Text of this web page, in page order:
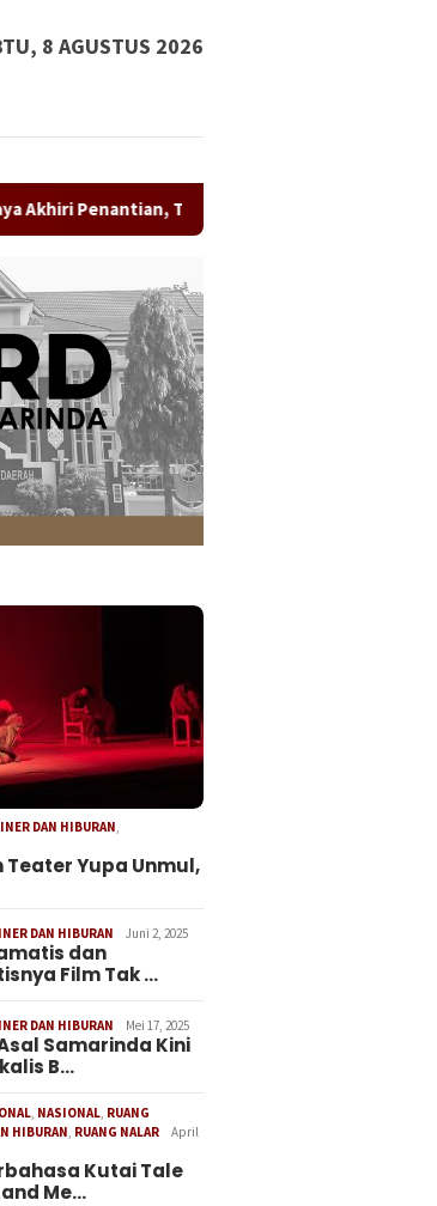
8 AGUSTUS 2026
Taklukkan Persib Lewat Adu Penalti dan Rebut
DAN HIBURAN
Teater Yupa Unmul,
DAN HIBURAN Juni 2, 2025
dan
Film Tak …
DAN HIBURAN Mei 17, 2025
Samarinda Kini
B…
NASIONAL RUANG
HIBURAN RUANG NALAR
April
Kutai Tale
Me…